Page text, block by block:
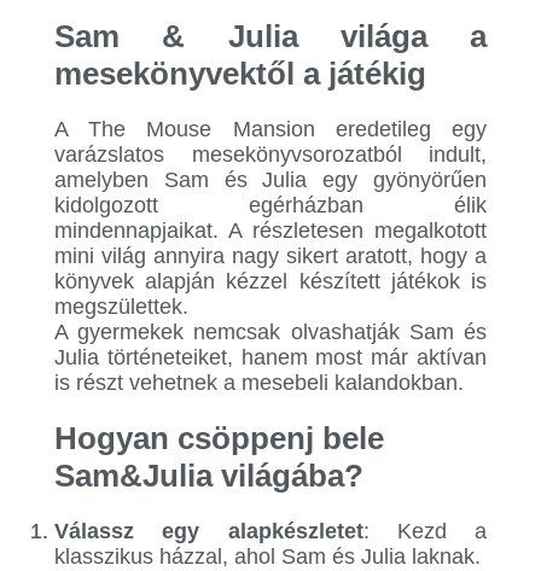
Sam & Julia világa a
mesekönyvektől a játékig
A The Mouse Mansion eredetileg egy
varázslatos mesekönyvsorozatból indult,
amelyben Sam és Julia egy gyönyörűen
kidolgozott egérházban élik
mindennapjaikat. A részletesen megalkotott
mini világ annyira nagy sikert aratott, hogy a
könyvek alapján kézzel készített játékok is
megszülettek.
A gyermekek nemcsak olvashatják Sam és
Julia történeteiket, hanem most már aktívan
is részt vehetnek a mesebeli kalandokban.
Hogyan csöppenj bele
Sam&Julia világába?
Válassz egy alapkészletet: Kezd a
klasszikus házzal, ahol Sam és Julia laknak.